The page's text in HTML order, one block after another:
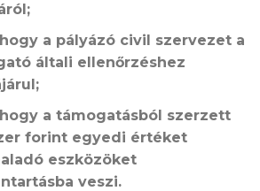
a pályázó civil szervezet a
általi ellenőrzéshez
a támogatásból szerzett
forint egyedi értéket
eszközöket
veszi.